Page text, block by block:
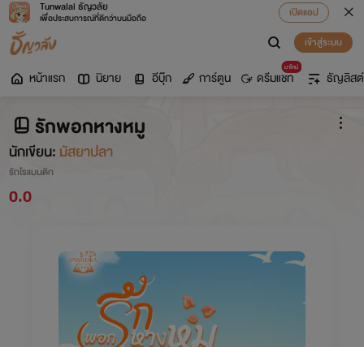
Tunwalai ธัญวลัย
เพื่อประสบการณ์ที่ดีกว่าบนมือถือ
เปิดแอป
เข้าสู่ระบบ
หน้าแรก นิยาย อีบุ๊ก การ์ตูน
มาใหม่
ดรีมแชท ธัญลิสต์
รักพอกหางหมู
นักเขียน: มัสยาปลา
รักโรแมนติก
0.0